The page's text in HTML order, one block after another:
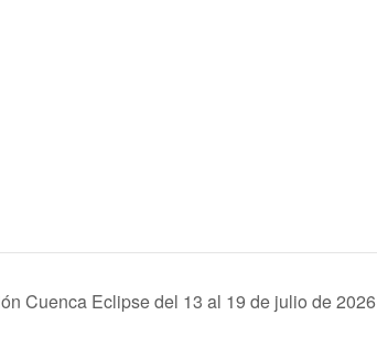
Cuenca Eclipse del 13 al 19 de julio de 2026